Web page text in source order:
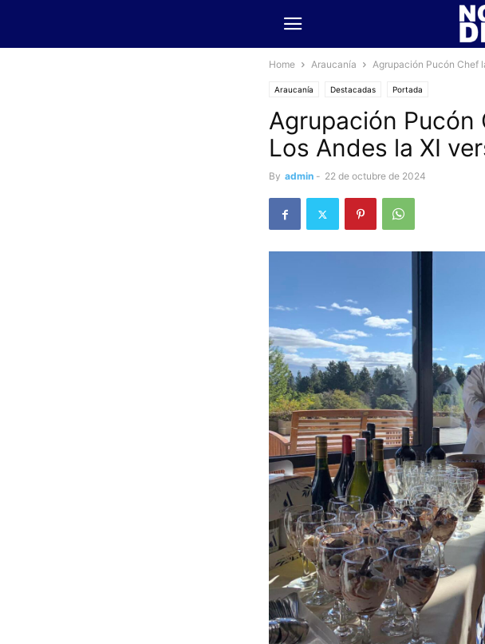
Home Araucanía Agrupación Pucón Chef
Araucanía Destacadas Portada
Agrupación Pucón
Los Andes la XI
By admin - 22 de octubre de 2024